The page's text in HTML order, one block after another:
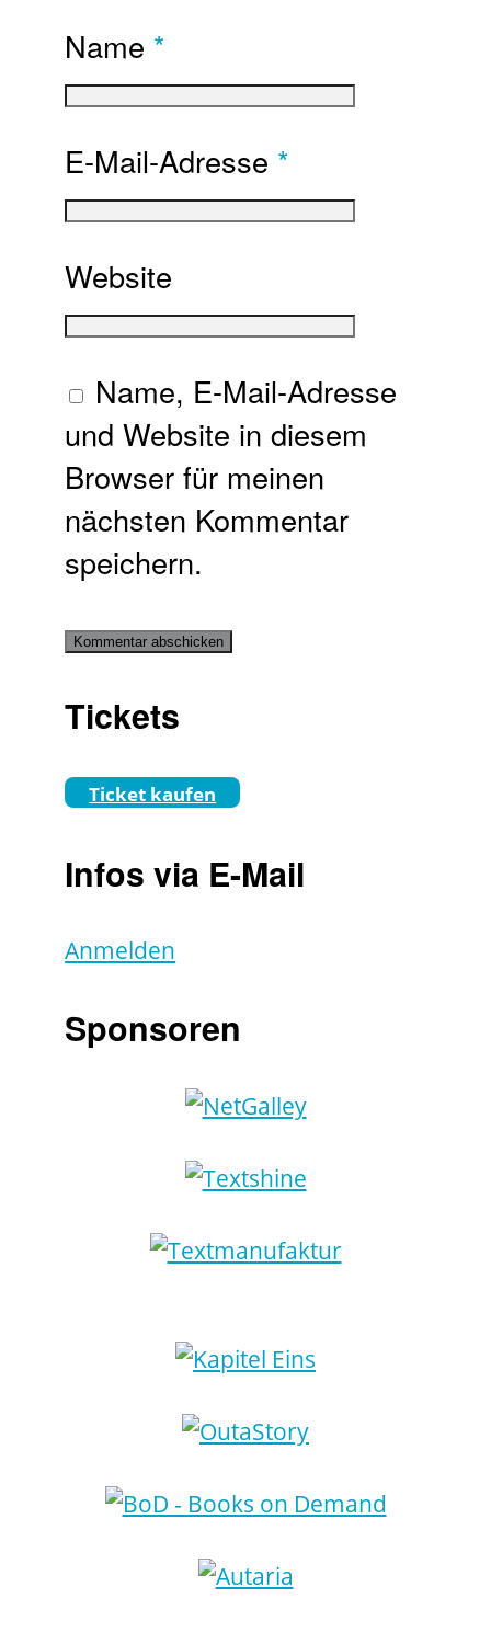
Name *
E-Mail-Adresse *
Website
Name, E-Mail-Adresse
und Website in diesem
Browser für meinen
nächsten Kommentar
speichern.
Tickets
Ticket kaufen
Infos via E-Mail
Anmelden
Sponsoren